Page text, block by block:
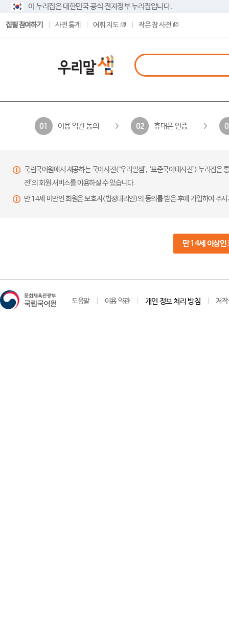
이 누리집은 대한민국 공식 전자정부 누리집입니다.
집필 참여하기 사전 통계 어휘 지도 작은 창 사전
01 이용 약관 동의 02 휴대폰 인증
국립국어원에서 제공하는 국어사전(‘우리말샘’, ‘표준국어대사전’) 누리집
전’의 회원 서비스를 이용하실 수 있습니다.
만 14세 미만인 회원은 보호자(법정대리인)의 동의를 받은 후에 가입하여 주
만 14세 이상인
도움말 이용 약관 개인 정보 처리 방침 저